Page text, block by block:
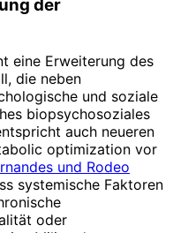
der
eine Erweiterung des
die neben
und soziale
biopsychosoziales
auch neueren
optimization vor
und Rodeo
systemische Faktoren
oder